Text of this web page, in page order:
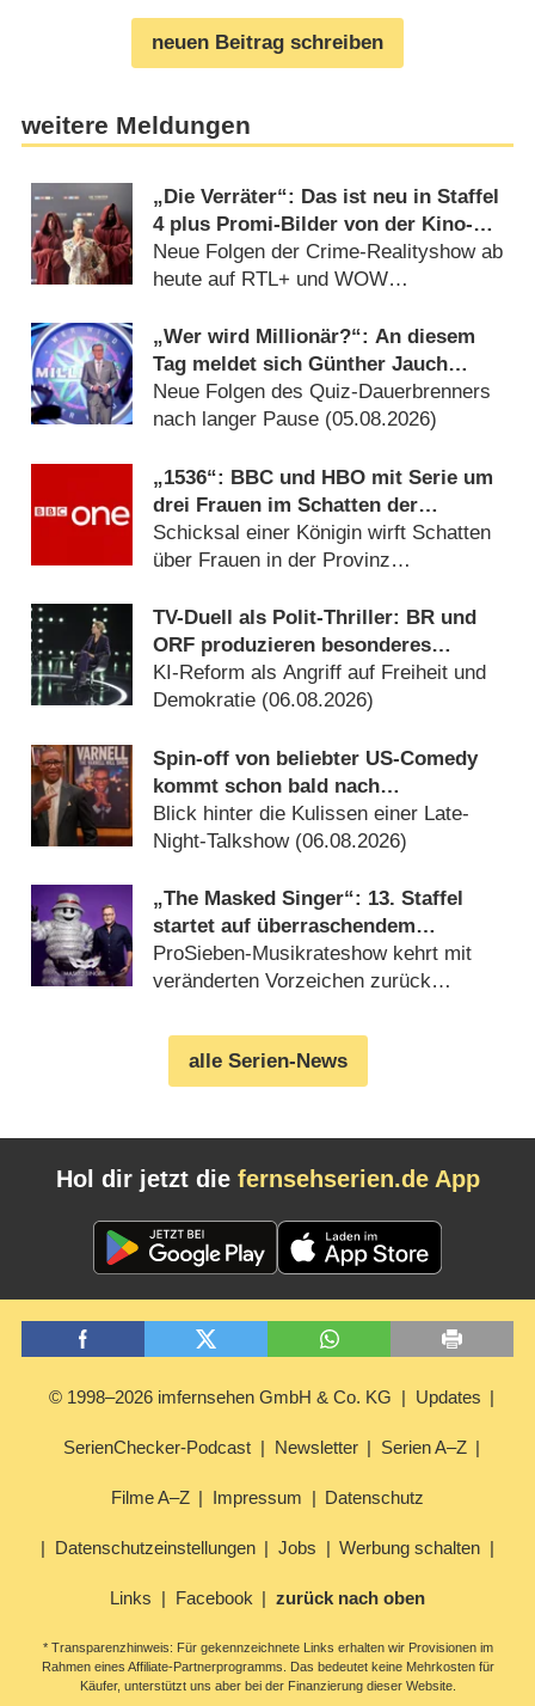
neuen Beitrag schreiben
weitere Meldungen
„Die Verräter“: Das ist neu in Staffel
4 plus Promi-Bilder von der Kino-
Premiere
Neue Folgen der Crime-Realityshow ab
heute auf RTL+ und WOW
„Wer wird Millionär?“: An diesem
Tag meldet sich Günther Jauch
zurück
Neue Folgen des Quiz-Dauerbrenners
nach langer Pause (05.08.2026)
„1536“: BBC und HBO mit Serie um
drei Frauen im Schatten der
Verhaftung von Anne Boleyn
Schicksal einer Königin wirft Schatten
über Frauen in der Provinz
TV-Duell als Polit-Thriller: BR und
ORF produzieren besonderes
Fernseh-Kammerspiel
KI-Reform als Angriff auf Freiheit und
Demokratie (06.08.2026)
Spin-off von beliebter US-Comedy
kommt schon bald nach
Deutschland
Blick hinter die Kulissen einer Late-
Night-Talkshow (06.08.2026)
„The Masked Singer“: 13. Staffel
startet auf überraschendem
Sendeplatz und viel früher als
zuletzt
ProSieben-Musikrateshow kehrt mit
veränderten Vorzeichen zurück
alle Serien-News
Hol dir jetzt die fernsehserien.de App
© 1998–2026 imfernsehen GmbH & Co. KG Updates
SerienChecker-Podcast Newsletter Serien A–Z
Filme A–Z Impressum Datenschutz
Datenschutzeinstellungen Jobs Werbung schalten
Links Facebook zurück nach oben
* Transparenzhinweis: Für gekennzeichnete Links erhalten wir Provisionen im
Rahmen eines Affiliate-Partnerprogramms. Das bedeutet keine Mehrkosten für
Käufer, unterstützt uns aber bei der Finanzierung dieser Website.